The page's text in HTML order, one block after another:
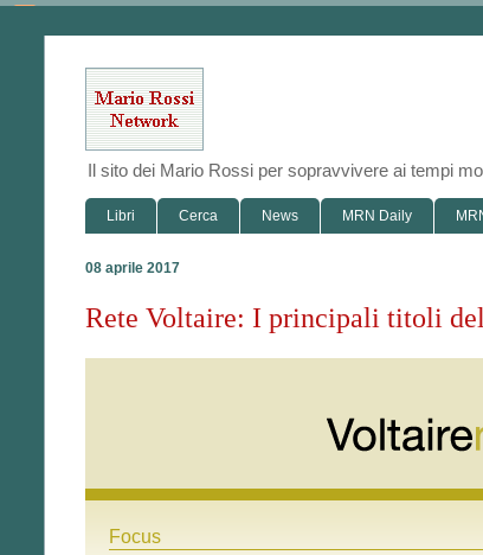
Il sito dei Mario Rossi per sopravvivere ai tempi
Libri Cerca News MRN Daily
08 aprile 2017
Rete Voltaire: I principali titoli
Focus